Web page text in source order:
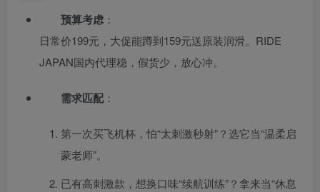
预算考虑 ：
日常价199元，大促能蹲到159元送原装润滑。RIDE
JAPAN国内代理稳，假货少，放心冲。
需求匹配：
第一次买飞机杯，怕“太刺激秒射”？选它当“温柔启
蒙老师”。
已有高刺激款，想换口味“续航训练”？拿来当“休息